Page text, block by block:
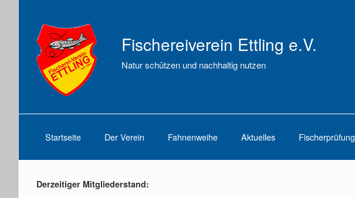
Fischereiverein Ettling e.V.
Natur schützen und nachhaltig nutzen
Startseite Der Verein Fahnenweihe Aktuelles Fischerprüfung
Derzeitiger Mitgliederstand: